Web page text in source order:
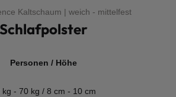
Kaltschaum | weich - mittelfest
Schlafpolster
Personen / Höhe
kg - 70 kg / 8 cm - 10 cm